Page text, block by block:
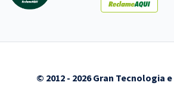
© 2012 - 2026 Gran Tecnologia e